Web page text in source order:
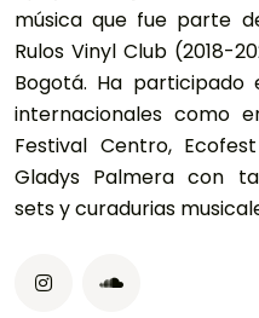
música que fue parte
Rulos Vinyl Club (2018-
Bogotá. Ha participado
internacionales como
Festival Centro,
Gladys Palmera con
sets y curadurias